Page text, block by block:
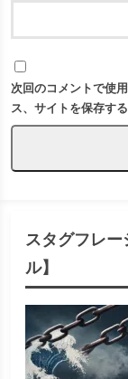
次回のコメントで使
ス、サイトを保存する
スタグフレ
ル】